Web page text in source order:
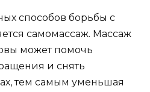
способов борьбы с
самомассаж. Массаж
может помочь
и снять
тем самым уменьшая